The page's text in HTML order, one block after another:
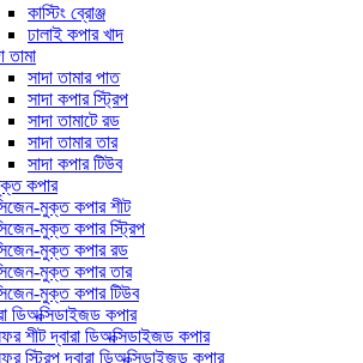
কাস্টিং ব্রোঞ্জ
ঢালাই কপার খাদ
তামা
সাদা তামার পাত
সাদা কপার স্ট্রিপ
সাদা তামাটে রড
সাদা তামার তার
সাদা কপার টিউব
কপার
মুক্ত কপার শীট
মুক্ত কপার স্ট্রিপ
মুক্ত কপার রড
মুক্ত কপার তার
মুক্ত কপার টিউব
ডিঅক্সিডাইজড কপার
শীট দ্বারা ডিঅক্সিডাইজড কপার
স্ট্রিপ দ্বারা ডিঅক্সিডাইজড কপার